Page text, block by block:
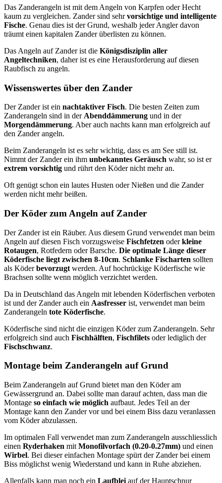
Das Zanderangeln ist mit dem Angeln von Karpfen oder Hecht
kaum zu vergleichen. Zander sind sehrvorsichtige und intelligente
Fische. Genau dies ist der Grund, weshalb jeder Angler davon
träumt einen kapitalen Zander überlisten zu können.
Das Angeln auf Zander ist die Königsdisziplin aller
Angeltechniken, daher ist es eine Herausforderung auf diesen
Raubfisch zu angeln.
Wissenswertes über den Zander
Der Zander ist ein nachtaktiver Fisch. Die besten Zeiten zum
Zanderangeln sind in der Abenddämmerung und in der
Morgendämmerung. Aber auch nachts kann man erfolgreich auf
den Zander angeln.
Beim Zanderangeln ist es sehr wichtig, dass es am See still ist.
Nimmt der Zander ein ihm unbekanntes Geräusch wahr, so ist er
extrem vorsichtig und rührt den Köder nicht mehr an.
Oft genügt schon ein lautes Husten oder Nießen und die Zander
werden nicht mehr beißen.
Der Köder zum Angeln auf Zander
Der Zander ist ein Räuber. Aus diesem Grund verwendet man beim
Angeln auf diesen Fisch vorzugsweise Fischfetzen oderkleine
Rotaugen, Rotfedern oder Barsche. Die optimale Länge dieser
Köderfische liegt zwischen 8-10cm. Schlanke Fischarten sollten
als Köderbevorzugt werden. Auf hochrückige Köderfische wie
Brachsen sollte wenn möglich verzichtet werden.
Da in Deutschland das Angeln mit lebenden Köderfischen verboten
ist und der Zander auch ein Aasfresser ist, verwendet man beim
Zanderangeln tote Köderfische.
Köderfische sind nicht die einzigen Köder zum Zanderangeln. Sehr
erfolgreich sind auch Fischhälften, Fischfilets oder lediglich der
Fischschwanz.
Montage beim Zanderangeln auf Grund
Beim Zanderangeln auf Grund bietet man den Köder am
Gewässergrund an. Dabei sollte man darauf achten, dass man die
Montage so einfach wie möglich aufbaut. Jedes Teil an der
Montage kann den Zander vor und bei einem Biss dazu veranlassen
vom Köder abzulassen.
Im optimalen Fall verwendet man zum Zanderangeln ausschliesslich
einen Ryderhaken mit Monofilvorfach (0.20-0.27mm) und einen
Wirbel. Bei dieser einfachen Montage spürt der Zander bei einem
Biss möglichst wenig Wiederstand und kann in Ruhe abziehen.
Allenfalls kann man noch ein Laufblei auf der Hauptschnur